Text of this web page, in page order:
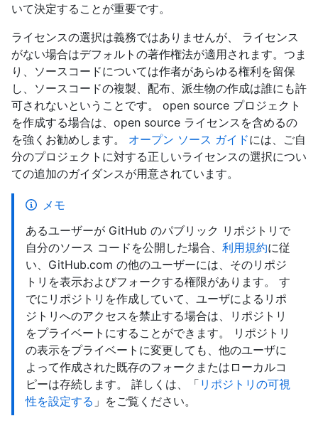
いて決定することが重要です。
ライセンスの選択は義務ではありませんが、 ライセンス
がない場合はデフォルトの著作権法が適用されます。つま
り、ソースコードについては作者があらゆる権利を留保
し、ソースコードの複製、配布、派生物の作成は誰にも許
可されないということです。 open source プロジェクト
を作成する場合は、open source ライセンスを含めるの
を強くお勧めします。 オープン ソース ガイドには、ご自
分のプロジェクトに対する正しいライセンスの選択につい
ての追加のガイダンスが用意されています。
メモ
あるユーザーが GitHub のパブリック リポジトリで
自分のソース コードを公開した場合、 利用規約に従
い、GitHub.com の他のユーザーには、そのリポジ
トリを表示およびフォークする権限があります。 す
でにリポジトリを作成していて、ユーザによるリポ
ジトリへのアクセスを禁止する場合は、リポジトリ
をプライベートにすることができます。 リポジトリ
の表示をプライベートに変更しても、他のユーザに
よって作成された既存のフォークまたはローカルコ
ピーは存続します。 詳しくは、「 リポジトリの可視
性を設定する 」をご覧ください。